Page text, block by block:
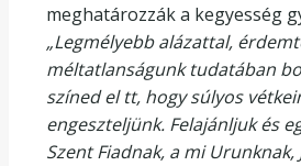
meghatározzák a kegyesség
„Legmélyebb alázattal,
méltatlanságunk tudatában
színed el tt, hogy súlyos
engeszteljünk. Felajánljuk és
Szent Fiadnak, a mi Urunknak,